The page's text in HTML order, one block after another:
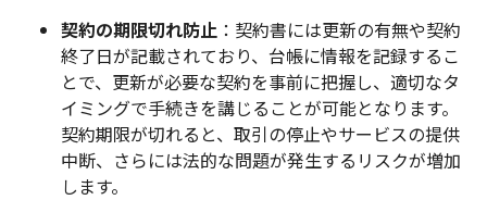
契約の期限切れ防止 ：契約書には更新の有無や契約
終了日が記載されており、台帳に情報を記録するこ
とで、更新が必要な契約を事前に把握し、適切なタ
イミングで手続きを講じることが可能となります。
契約期限が切れると、取引の停止やサービスの提供
中断、さらには法的な問題が発生するリスクが増加
します。